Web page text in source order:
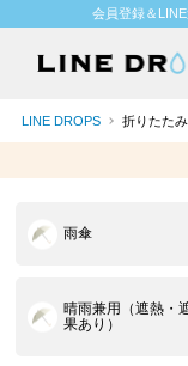
会員登録＆
LINE DROPS 折りたた
雨傘
晴雨兼用（遮熱・
果あり）